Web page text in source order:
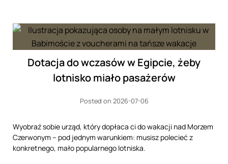
Dotacja do wczasów w Egipcie, żeby
lotnisko miało pasażerów
Posted on 2026-07-06
Wyobraź sobie urząd, który dopłaca ci do wakacji nad Morzem
Czerwonym – pod jednym warunkiem: musisz polecieć z
konkretnego, mało popularnego lotniska.